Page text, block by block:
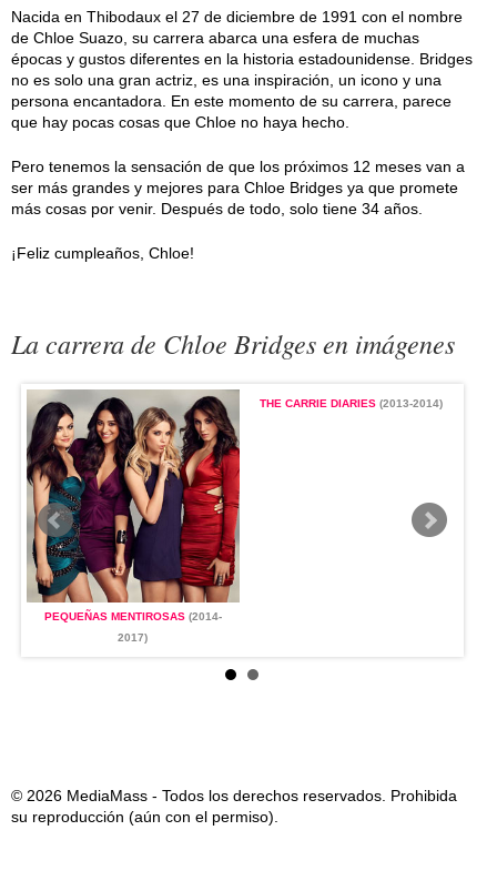
Nacida en Thibodaux el 27 de diciembre de 1991 con el nombre
de Chloe Suazo, su carrera abarca una esfera de muchas
épocas y gustos diferentes en la historia estadounidense. Bridges
no es solo una gran actriz, es una inspiración, un icono y una
persona encantadora. En este momento de su carrera, parece
que hay pocas cosas que Chloe no haya hecho.
Pero tenemos la sensación de que los próximos 12 meses van a
ser más grandes y mejores para Chloe Bridges ya que promete
más cosas por venir. Después de todo, solo tiene 34 años.
¡Feliz cumpleaños, Chloe!
La carrera de Chloe Bridges en imágenes
PEQUEÑAS MENTIROSAS(2014-
2017)
THE CARRIE DIARIES (2013-2014)
© 2026 MediaMass - Todos los derechos reservados. Prohibida
su reproducción (aún con el permiso).